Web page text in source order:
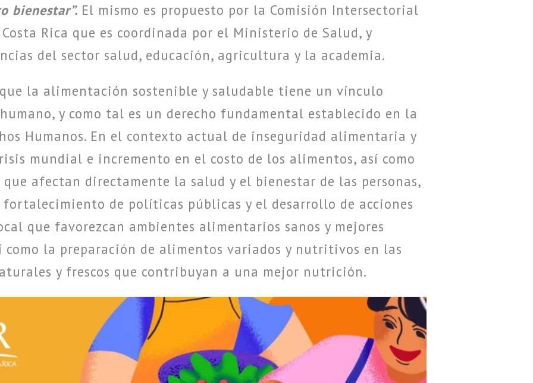
bienestar”. El mismo es propuesto por la Comisión Intersectorial
Rica que es coordinada por el Ministerio de Salud, y
del sector salud, educación, agricultura y la academia.
la alimentación sostenible y saludable tiene un vínculo
y como tal es un derecho fundamental establecido en la
Humanos. En el contexto actual de inseguridad alimentaria y
mundial e incremento en el costo de los alimentos, así como
afectan directamente la salud y el bienestar de las personas,
de políticas públicas y el desarrollo de acciones
que favorezcan ambientes alimentarios sanos y mejores
como la preparación de alimentos variados y nutritivos en las
y frescos que contribuyan a una mejor nutrición.